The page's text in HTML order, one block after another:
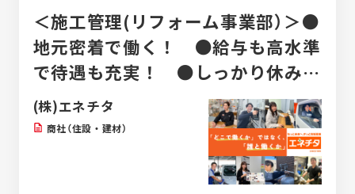
＜施工管理(リフォーム事業部）＞●
地元密着で働く！ ●給与も高水準
で待遇も充実！ ●しっかり休みも
取って、ライフワークバランス大切
に！
(株)エネチタ
商社（住設・建材）